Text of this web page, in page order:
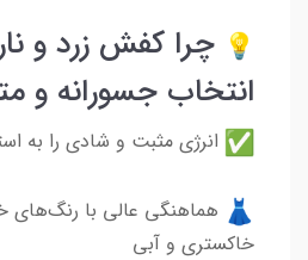
چرا کفش زرد و
انتخاب جسورانه و
انرژی مثبت و شادی را به
هماهنگی عالی با رنگ‌های
خاکستری و آبی